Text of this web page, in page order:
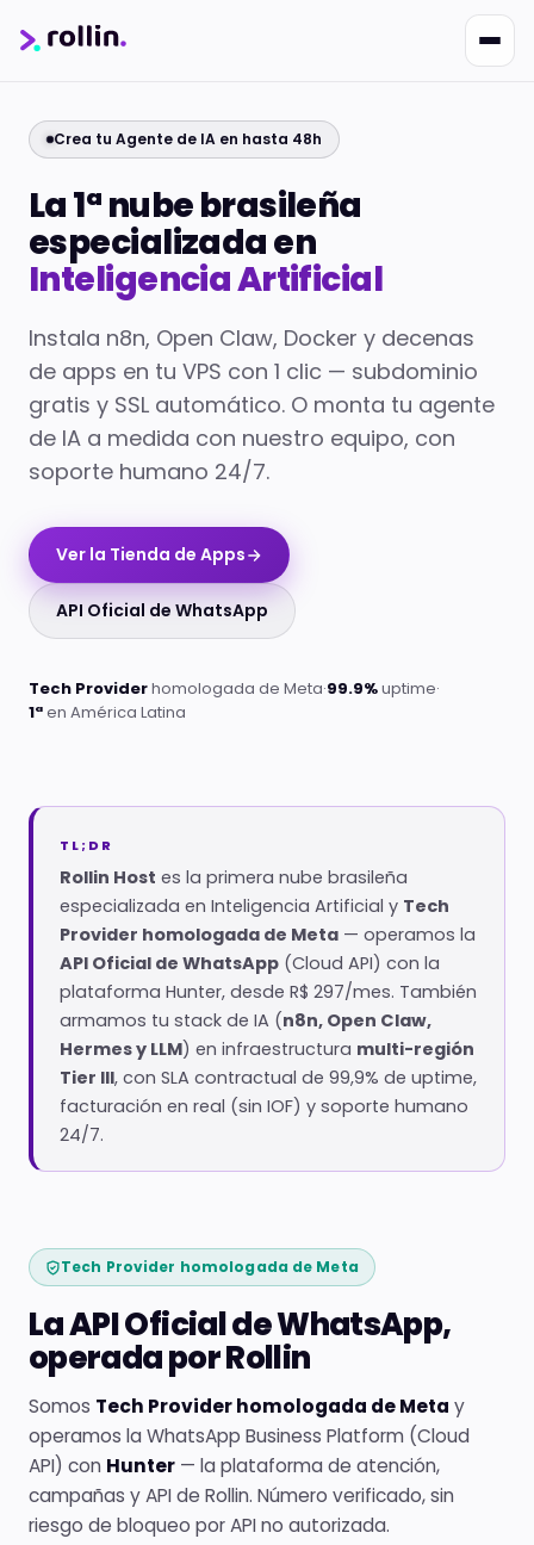
Crea tu Agente de IA en hasta 48h
La 1ª nube brasileña
especializada en
Inteligencia Artificial
Instala n8n, Open Claw, Docker y decenas
de apps en tu VPS con 1 clic — subdominio
gratis y SSL automático. O monta tu agente
de IA a medida con nuestro equipo, con
soporte humano 24/7.
Ver la Tienda de Apps
API Oficial de WhatsApp
Tech Providerhomologada de Meta·99.9%uptime·
1ªen América Latina
TL;DR
Rollin Host es la primera nube brasileña
especializada en Inteligencia Artificial y Tech
Provider homologada de Meta — operamos la
API Oficial de WhatsApp (Cloud API) con la
plataforma Hunter, desde R$ 297/mes. También
armamos tu stack de IA (n8n, Open Claw,
Hermes y LLM) en infraestructura multi-región
Tier III, con SLA contractual de 99,9% de uptime,
facturación en real (sin IOF) y soporte humano
24/7.
Tech Provider homologada de Meta
La API Oficial de WhatsApp,
operada por Rollin
Somos Tech Provider homologada de Meta y
operamos la WhatsApp Business Platform (Cloud
API) con Hunter — la plataforma de atención,
campañas y API de Rollin. Número verificado, sin
riesgo de bloqueo por API no autorizada.
Online · Suporte | Rollin
Responde em ~2s · Atendimento 24/7